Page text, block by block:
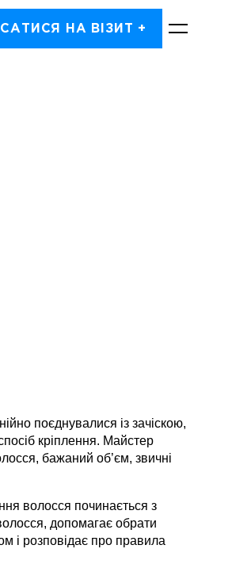
НА ВІЗИТ +
поєднувалися із зачіскою,
кріплення. Майстер
бажаний об’єм, звичні
волосся починається з
допомагає обрати
і розповідає про правила